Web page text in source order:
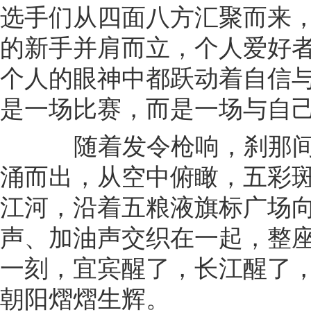
选手们从四面八方汇聚而来
的新手并肩而立，个人爱好
个人的眼神中都跃动着自信
是一场比赛，而是一场与自
随着发令枪响，刹那间
涌而出，从空中俯瞰，五彩
江河，沿着五粮液旗标广场
声、加油声交织在一起，整
一刻，宜宾醒了，长江醒了
朝阳熠熠生辉。